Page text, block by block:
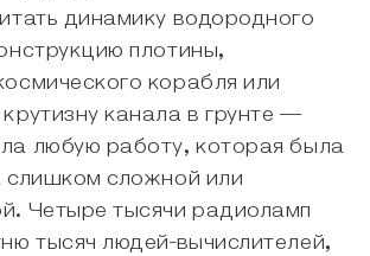
динамику водородного
плотины,
корабля или
канала в грунте —
любую работу, которая была
слишком сложной или
Четыре тысячи радиоламп
тысяч людей-вычислителей,